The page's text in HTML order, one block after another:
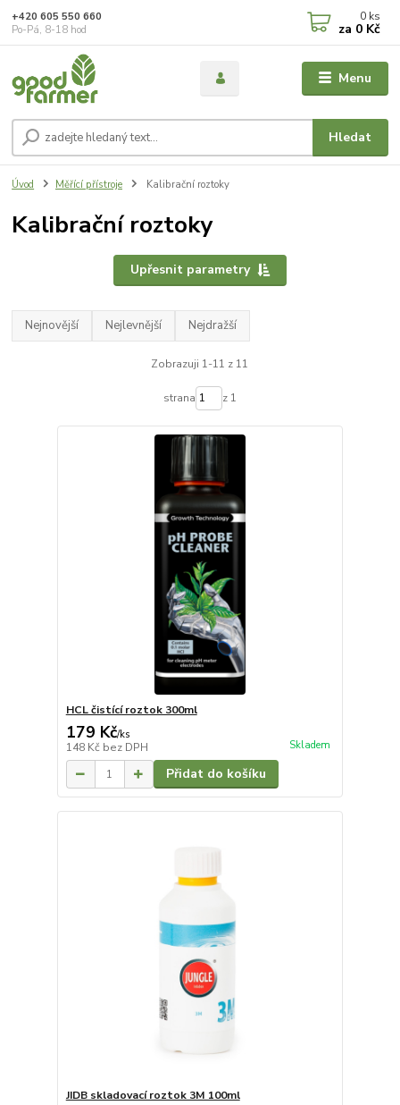
Menu
Hledat
+420 605 550 660
Po-Pá, 8-18 hod
0 ks
za 0 Kč
Úvod Měřící přístroje Kalibrační roztoky
Kalibrační roztoky
Upřesnit parametry
Nejnovější Nejlevnější Nejdražší
Zobrazuji 1-11 z 11
strana z 1
HCL čistící roztok 300ml
179 Kč/ks
148 Kč bez DPH Skladem
Přidat do košíku
JIDB skladovací roztok 3M 100ml